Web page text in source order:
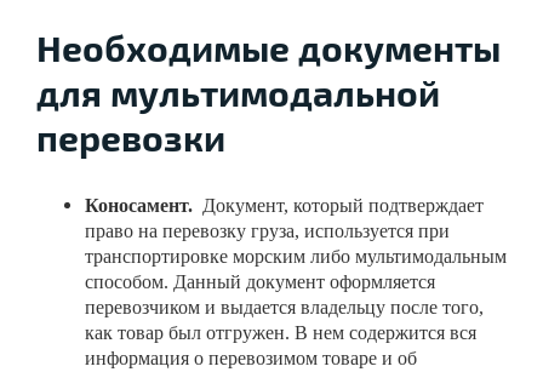
Необходимые документы
для мультимодальной
перевозки
Коносамент. Документ, который подтверждает
право на перевозку груза, используется при
транспортировке морским либо мультимодальным
способом. Данный документ оформляется
перевозчиком и выдается владельцу после того,
как товар был отгружен. В нем содержится вся
информация о перевозимом товаре и об